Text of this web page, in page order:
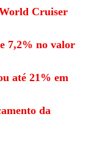
Cruiser
7,2% no valor
até 21% em
da